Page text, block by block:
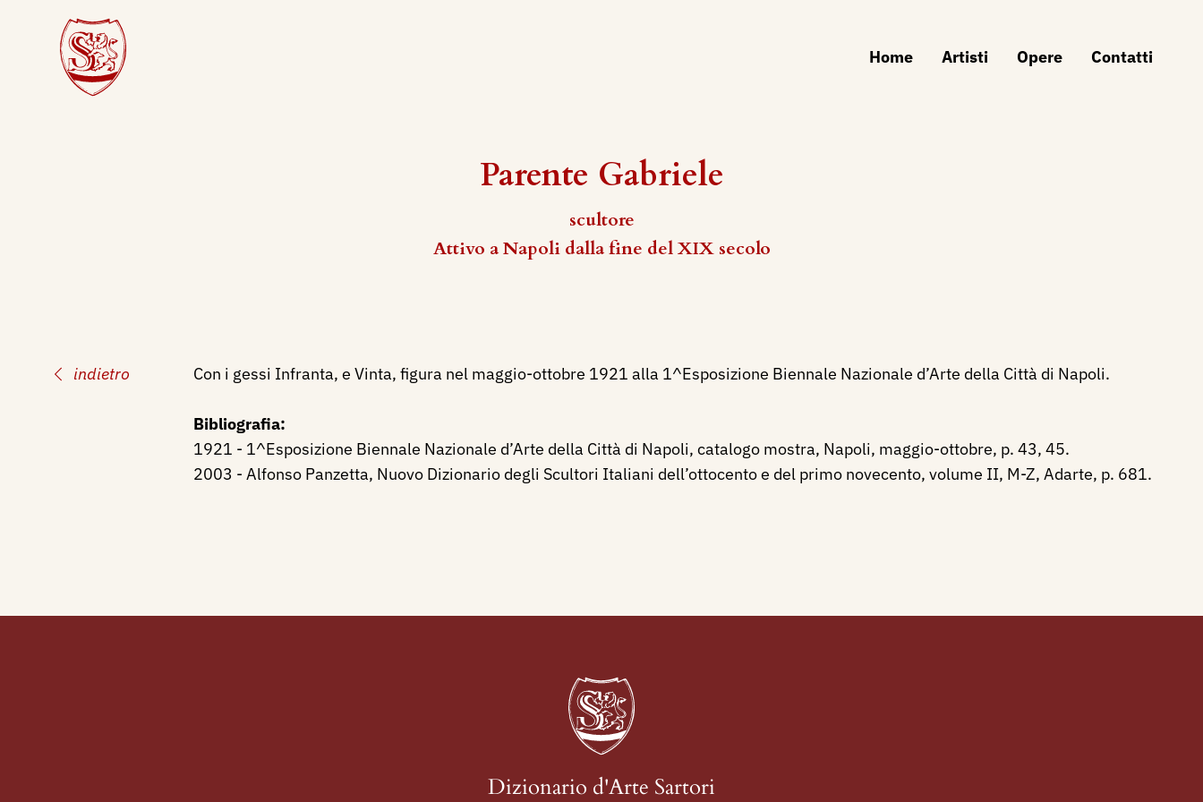
Home Artisti Opere Contatti
Parente Gabriele
scultore
Attivo a Napoli dalla fine del XIX secolo
indietro Con i gessi Infranta, e Vinta, figura nel maggio-ottobre 1921 alla 1^Esposizione Biennale Nazionale d’Arte della Città di Napoli.
Bibliografia:
1921 - 1^Esposizione Biennale Nazionale d’Arte della Città di Napoli, catalogo mostra, Napoli, maggio-ottobre, p. 43, 45.
2003 - Alfonso Panzetta, Nuovo Dizionario degli Scultori Italiani dell’ottocento e del primo novecento, volume II, M-Z, Adarte, p. 681.
Dizionario d'Arte Sartori